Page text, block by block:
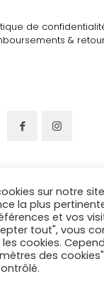
de
&
sur notre
la plus
et vos
tout", vous
cookies.
des